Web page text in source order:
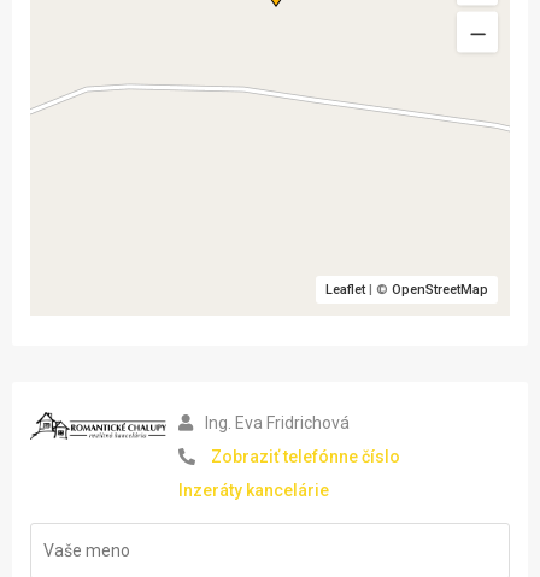
Leaflet | © OpenStreetMap
Ing. Eva Fridrichová
Zobraziť telefónne číslo
Inzeráty kancelárie